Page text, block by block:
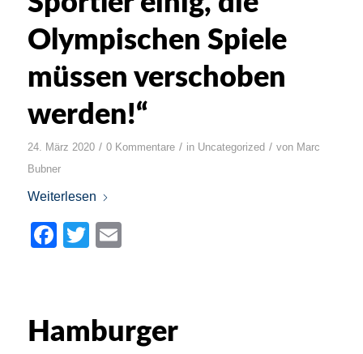
Olympischen Spiele
müssen verschoben
werden!“
24. März 2020 / 0 Kommentare / in Uncategorized / von Marc
Bubner
Weiterlesen
Facebook
Twitter
Hamburger